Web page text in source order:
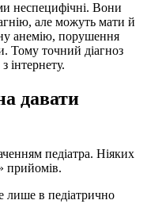
неспецифічні. Вони
але можуть мати й
анемію, порушення
Тому точний діагноз
інтернету.
давати
педіатра. Ніяких
прийомів.
лише в педіатрично